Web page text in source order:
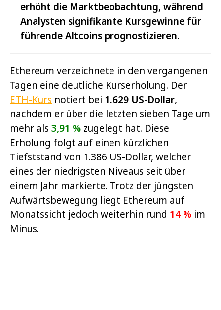
erhöht die Marktbeobachtung, während
Analysten signifikante Kursgewinne für
führende Altcoins prognostizieren.
Ethereum verzeichnete in den vergangenen
Tagen eine deutliche Kurserholung. Der
ETH-Kurs notiert bei 1.629 US-Dollar,
nachdem er über die letzten sieben Tage um
mehr als 3,91 % zugelegt hat. Diese
Erholung folgt auf einen kürzlichen
Tiefststand von 1.386 US-Dollar, welcher
eines der niedrigsten Niveaus seit über
einem Jahr markierte. Trotz der jüngsten
Aufwärtsbewegung liegt Ethereum auf
Monatssicht jedoch weiterhin rund 14 % im
Minus.